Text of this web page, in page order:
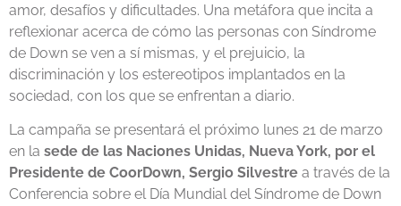
amor, desafíos y dificultades. Una metáfora que incita a
reflexionar acerca de cómo las personas con Síndrome
de Down se ven a sí mismas, y el prejuicio, la
discriminación y los estereotipos implantados en la
sociedad, con los que se enfrentan a diario.
La campaña se presentará el próximo lunes 21 de marzo
en la sede de las Naciones Unidas, Nueva York, por el
Presidente de CoorDown, Sergio Silvestre a través de la
Conferencia sobre el Día Mundial del Síndrome de Down